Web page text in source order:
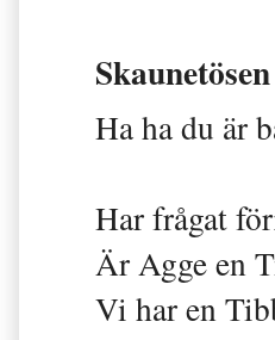
Skaunetösen
Ha ha du är
Har frågat
Är Agge en
Vi har en